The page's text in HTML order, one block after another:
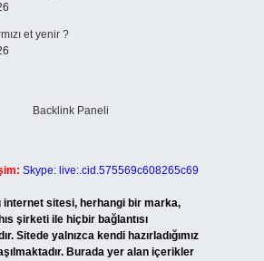
et yenir ?
Skype: live:.cid.575569c608265c69
internet sitesi, herhangi bir marka,
şirketi ile hiçbir bağlantısı
Sitede yalnızca kendi hazırladığımız
Burada yer alan içerikler